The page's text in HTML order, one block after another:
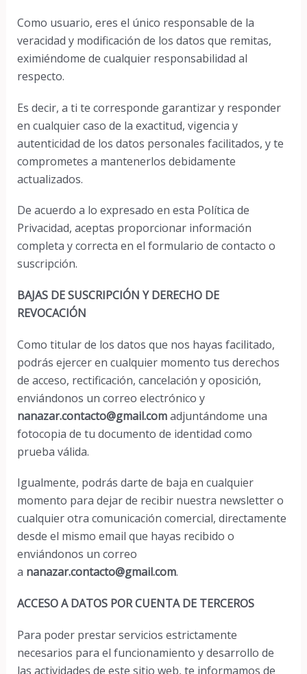
Como usuario, eres el único responsable de la
veracidad y modificación de los datos que remitas,
eximiéndome de cualquier responsabilidad al
respecto.
Es decir, a ti te corresponde garantizar y responder
en cualquier caso de la exactitud, vigencia y
autenticidad de los datos personales facilitados, y te
comprometes a mantenerlos debidamente
actualizados.
De acuerdo a lo expresado en esta Política de
Privacidad, aceptas proporcionar información
completa y correcta en el formulario de contacto o
suscripción.
BAJAS DE SUSCRIPCIÓN Y DERECHO DE
REVOCACIÓN
Como titular de los datos que nos hayas facilitado,
podrás ejercer en cualquier momento tus derechos
de acceso, rectificación, cancelación y oposición,
enviándonos un correo electrónico y
nanazar.contacto@gmail.comadjuntándome una
fotocopia de tu documento de identidad como
prueba válida.
Igualmente, podrás darte de baja en cualquier
momento para dejar de recibir nuestra newsletter o
cualquier otra comunicación comercial, directamente
desde el mismo email que hayas recibido o
enviándonos un correo
a nanazar.contacto@gmail.com.
ACCESO A DATOS POR CUENTA DE TERCEROS
Para poder prestar servicios estrictamente
necesarios para el funcionamiento y desarrollo de
las actividades de este sitio web, te informamos de